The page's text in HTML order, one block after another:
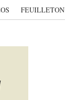
FEUILLETON